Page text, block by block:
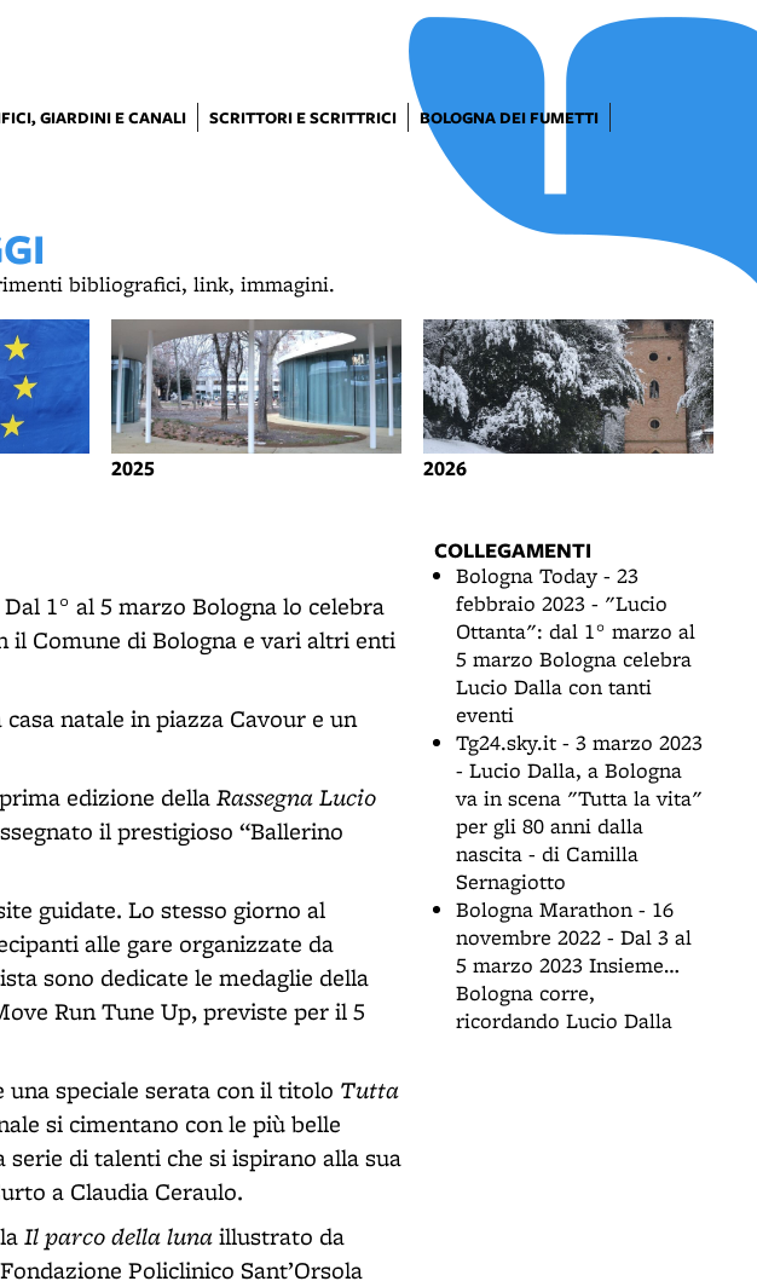
GIARDINI E CANALI SCRITTORI E SCRITTRICI
BOLOGNA DEI FUMETTI
bibliografici, link, immagini.
2025 2026
1° al 5 marzo Bologna lo celebra
il Comune di Bologna e vari altri enti
natale in piazza Cavour e un
edizione dellaRassegna Lucio
il prestigioso “Ballerino
guidate. Lo stesso giorno al
alle gare organizzate da
sono dedicate le medaglie della
Run Tune Up, previste per il 5
speciale serata con il titolo Tutta
si cimentano con le più belle
di talenti che si ispirano alla sua
a Claudia Ceraulo.
Il parco della lunaillustrato da
Policlinico Sant’Orsola
COLLEGAMENTI
Bologna Today - 23
febbraio 2023 - "Lucio
Ottanta": dal 1° marzo al
5 marzo Bologna celebra
Lucio Dalla con tanti
eventi
Tg24.sky.it - 3 marzo 2023
- Lucio Dalla, a Bologna
va in scena "Tutta la vita"
per gli 80 anni dalla
nascita - di Camilla
Sernagiotto
Bologna Marathon - 16
novembre 2022 - Dal 3 al
5 marzo 2023 Insieme…
Bologna corre,
ricordando Lucio Dalla